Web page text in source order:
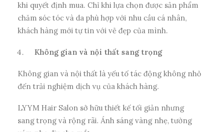
khi quyết định mua. Chỉ khi lựa chọn được sản phẩm
chăm sóc tóc và da phù hợp với nhu cầu cá nhân,
khách hàng mới tự tin với vẻ đẹp của mình.
Không gian và nội thất sang trọng
Không gian và nội thất là yếu tố tác động không nhỏ
đến trải nghiệm dịch vụ của khách hàng.
LYYM Hair Salon sở hữu thiết kế tối giản nhưng
sang trọng và rộng rãi. Ánh sáng vàng nhẹ, tường